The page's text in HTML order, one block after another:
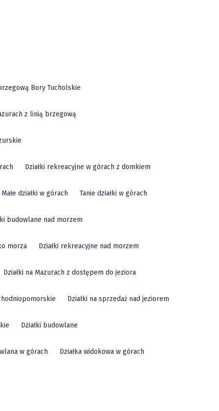
Bory Tucholskie
z linią brzegową
Działki rekreacyjne w górach z domkiem
Małe działki w górach Tanie działki w górach
budowlane nad morzem
morza Działki rekreacyjne nad morzem
Działki na Mazurach z dostępem do jeziora
Działki na sprzedaż nad jeziorem
Działki budowlane
w górach Działka widokowa w górach